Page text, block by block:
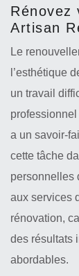
Rénovez
Artisan
Le
l’esthétique
un travail
a un savoir-
cette tâche
personnelles
aux services
rénovation,
des résultats
abordables.